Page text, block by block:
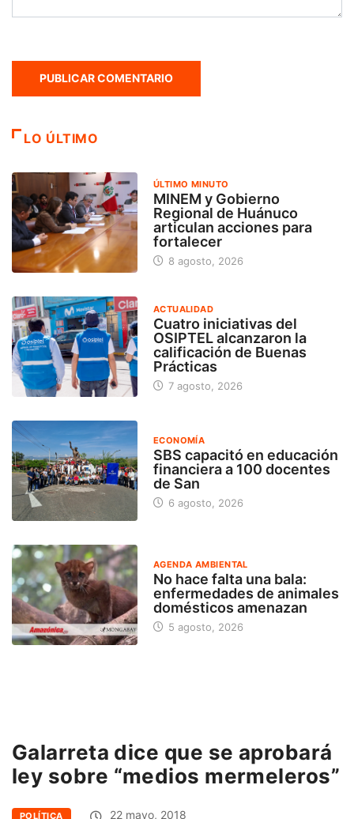
LO ÚLTIMO
ÚLTIMO MINUTO
MINEM y Gobierno
Regional de Huánuco
articulan acciones para
fortalecer
8 agosto, 2026
ACTUALIDAD
Cuatro iniciativas del
OSIPTEL alcanzaron la
calificación de Buenas
Prácticas
7 agosto, 2026
ECONOMÍA
SBS capacitó en educación
financiera a 100 docentes
de San
6 agosto, 2026
AGENDA AMBIENTAL
No hace falta una bala:
enfermedades de animales
domésticos amenazan
5 agosto, 2026
Galarreta dice que se aprobará
ley sobre “medios mermeleros”
POLÍTICA 22 mayo, 2018